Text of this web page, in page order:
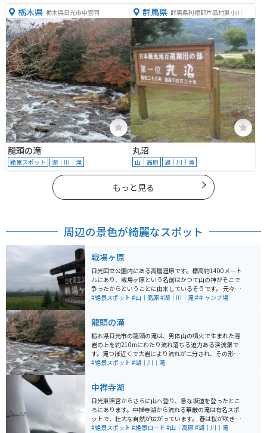
栃木県 栃木県日光市中宮祠
龍頭の滝
絶景スポット 湖｜川｜滝
群馬県 群馬県利根郡片品村東小川
丸沼
山｜高原 湖｜川｜滝
もっと見る
周辺の景色が綺麗なスポット
戦場ヶ原
日光国立公園内にある高層湿原です。標高約1400メート
ルにあり、戦場ヶ原という名前はかつて山の神がそこで
争ったからということに由来しているそうです。 元々は
湖だったところが、今は湿原になっています。とても広
#絶景スポット #山｜高原#湖｜川｜滝#キャンプ場
龍頭の滝
栃木県日光市の龍頭の滝は、男体山の噴火で生まれた溶
岩の上を約210mにわたり流れ落ちる迫力ある渓流瀑で
す。滝つぼ近くで大岩により流れが二分され、その形が
竜の頭に見えることから名が付いたといわれています。
す。滝のすぐそばには茶屋があり、上から滝を眺められ
る展望スポットとしても人気があります。駐車場が整備
されているためバイクでも訪れやすく、周辺には中禅寺
湖や戦場ヶ原などツーリングに最適な景勝地がそろって
います。
#絶景スポット #湖｜川｜滝
中禅寺湖
日光東照宮からさらに山へ登り、急な坂道を登ったとこ
ろにあります。中禅寺湖から流れる華厳の滝は有名スポ
ットで、壮大な自然が広がっています。 春は桜が咲き誇
り、夏には青々とした木々が生茂り、秋は紅葉で山一面
#絶景スポット #絶景ロード #山｜高原#湖｜川｜滝